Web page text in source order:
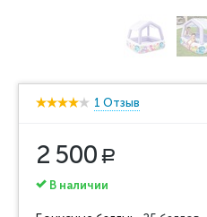
1 Отзыв
2 500 Р
В наличии